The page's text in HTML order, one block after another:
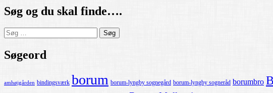
Søg og du skal finde….
Søg
efter:
Søgeord
amhøjgården bindingsværk borum borum-lyngby sognegård borum-lyngby sogneråd borumbro